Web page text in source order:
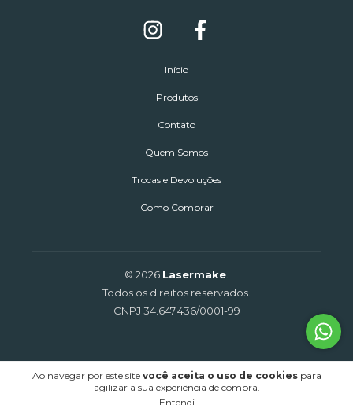
Ao navegar por este site você aceita o uso de cookiespara
agilizar a sua experiência de compra.
Entendi
Início
Produtos
Contato
Quem Somos
Trocas e Devoluções
Como Comprar
© 2026 Lasermake
Todos os direitos reservados.
CNPJ 34.647.436/0001-99